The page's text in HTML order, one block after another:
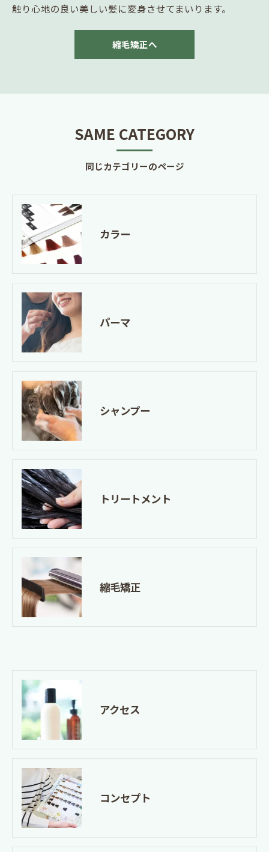
触り心地の良い美しい髪に変身させてまいります。
縮毛矯正へ
同じカテゴリーのページ
SAME CATEGORY
カラー
パーマ
シャンプー
トリートメント
縮毛矯正
アクセス
コンセプト